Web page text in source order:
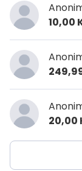
10,00
20,00